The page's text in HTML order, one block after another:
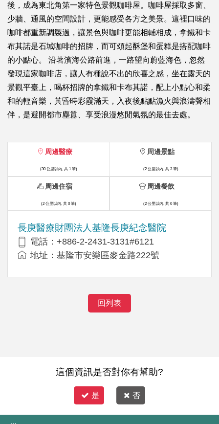
後，成為東北角第一家特色景觀咖啡屋。咖啡屋採取多窗、
少牆、通風的空間設計，更能感受各方之美景。這裡口味的
咖啡都重新調製過，讓景色與咖啡更能相輔相成，拿鐵和卡
布其諾是石城咖啡的招牌，而可頌起酥堡和蛋糕是搭配咖啡
的小點心。 沿著濱海公路前進，一路望向蔚藍海色，忽然
發現這家咖啡店，讓人有種說不出的欣喜之感，坐在露天的
景觀平臺上，喝杯招牌的拿鐵和卡布其諾，配上小點心和柔
和的輕音樂，黃昏時彩霞滿天，入夜後點點漁火與浪濤聲相
伴，是避開都市塵囂、享受浪漫悠閒氣氛的最佳去處。
周邊醫療
(30 公里以內, 共 1 筆)
長庚醫療財團法人基隆長庚紀念醫院
電話：+886-2-2431-3131#6121
地址：基隆市安樂區麥金路222號
周邊景點
(2 公里以內, 共 3 筆)
周邊住宿
(2 公里以內, 共 0 筆)
周邊餐飲
(2 公里以內, 共 0 筆)
回列表
這個資訊是否對你有幫助?
是 否